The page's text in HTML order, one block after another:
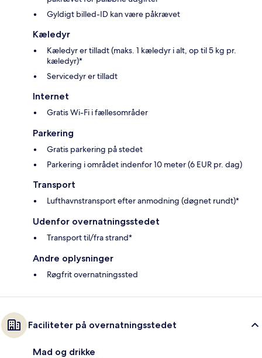
Gyldigt billed-ID kan være påkrævet
Kæledyr
Kæledyr er tilladt (maks. 1 kæledyr i alt, op til 5 kg pr.
kæledyr)*
Servicedyr er tilladt
Internet
Gratis Wi-Fi i fællesområder
Parkering
Gratis parkering på stedet
Parkering i området indenfor 10 meter (6 EUR pr. dag)
Transport
Lufthavnstransport efter anmodning (døgnet rundt)*
Udenfor overnatningsstedet
Transport til/fra strand*
Andre oplysninger
Røgfrit overnatningssted
Faciliteter på overnatningsstedet
Mad og drikke